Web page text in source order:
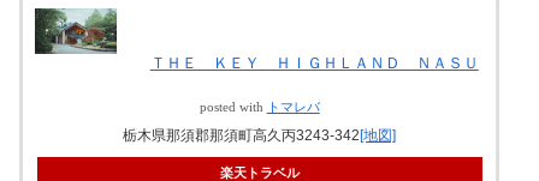
ＴＨＥ ＫＥＹ ＨＩＧＨＬＡＮＤ ＮＡＳＵ
posted with トマレバ
栃木県那須郡那須町高久丙3243-342[地図]
楽天トラベル